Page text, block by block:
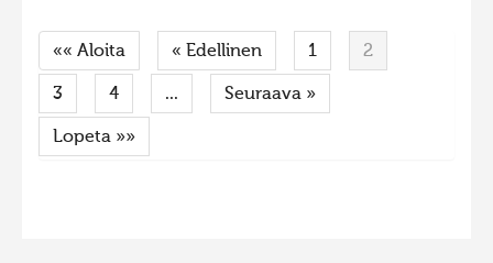
«« Aloita « Edellinen 1 2
3 4 ... Seuraava »
Lopeta »»